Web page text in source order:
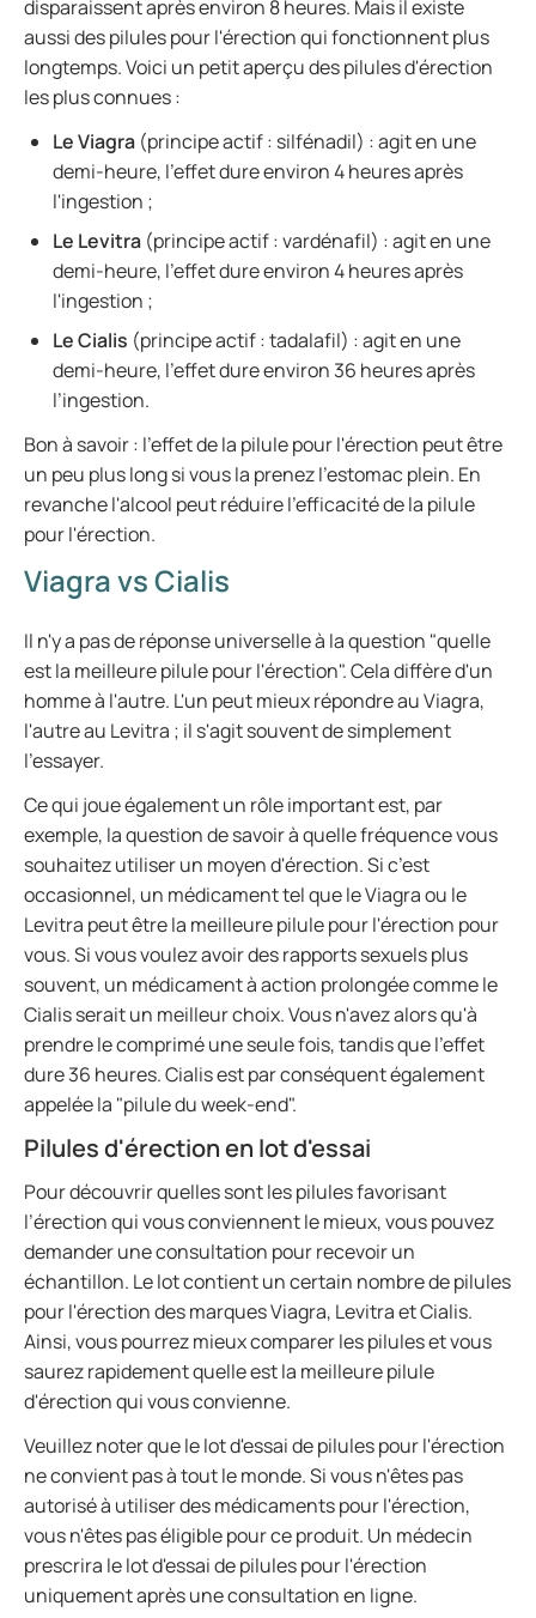
disparaissent après environ 8 heures. Mais il existe
aussi des pilules pour l'érection qui fonctionnent plus
longtemps. Voici un petit aperçu des pilules d'érection
les plus connues :
Le Viagra (principe actif : silfénadil) : agit en une
demi-heure, l'effet dure environ 4 heures après
l'ingestion ;
Le Levitra (principe actif : vardénafil) : agit en une
demi-heure, l'effet dure environ 4 heures après
l'ingestion ;
Le Cialis (principe actif : tadalafil) : agit en une
demi-heure, l'effet dure environ 36 heures après
l’ingestion.
Bon à savoir : l'effet de la pilule pour l'érection peut être
un peu plus long si vous la prenez l'estomac plein. En
revanche l'alcool peut réduire l'efficacité de la pilule
pour l'érection.
Viagra vs Cialis
Il n'y a pas de réponse universelle à la question "quelle
est la meilleure pilule pour l'érection". Cela diffère d'un
homme à l'autre. L'un peut mieux répondre au Viagra,
l'autre au Levitra ; il s'agit souvent de simplement
l’essayer.
Ce qui joue également un rôle important est, par
exemple, la question de savoir à quelle fréquence vous
souhaitez utiliser un moyen d'érection. Si c’est
occasionnel, un médicament tel que le Viagra ou le
Levitra peut être la meilleure pilule pour l'érection pour
vous. Si vous voulez avoir des rapports sexuels plus
souvent, un médicament à action prolongée comme le
Cialis serait un meilleur choix. Vous n'avez alors qu'à
prendre le comprimé une seule fois, tandis que l'effet
dure 36 heures. Cialis est par conséquent également
appelée la "pilule du week-end".
Pilules d'érection en lot d'essai
Pour découvrir quelles sont les pilules favorisant
l’érection qui vous conviennent le mieux, vous pouvez
demander une consultation pour recevoir un
échantillon. Le lot contient un certain nombre de pilules
pour l'érection des marques Viagra, Levitra et Cialis.
Ainsi, vous pourrez mieux comparer les pilules et vous
saurez rapidement quelle est la meilleure pilule
d'érection qui vous convienne.
Veuillez noter que le lot d'essai de pilules pour l'érection
ne convient pas à tout le monde. Si vous n'êtes pas
autorisé à utiliser des médicaments pour l'érection,
vous n'êtes pas éligible pour ce produit. Un médecin
prescrira le lot d'essai de pilules pour l'érection
uniquement après une consultation en ligne.